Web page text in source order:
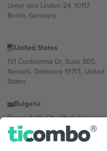
Unter den Linden 24, 10117
Berlin, Germany
United States
131 Continental Dr, Suite 305,
Newark, Delaware 19713, United
States
Bulgaria
Regus Sofia City West, bul
Totleben 53-55, 1606 Sofia,
Bulgaria